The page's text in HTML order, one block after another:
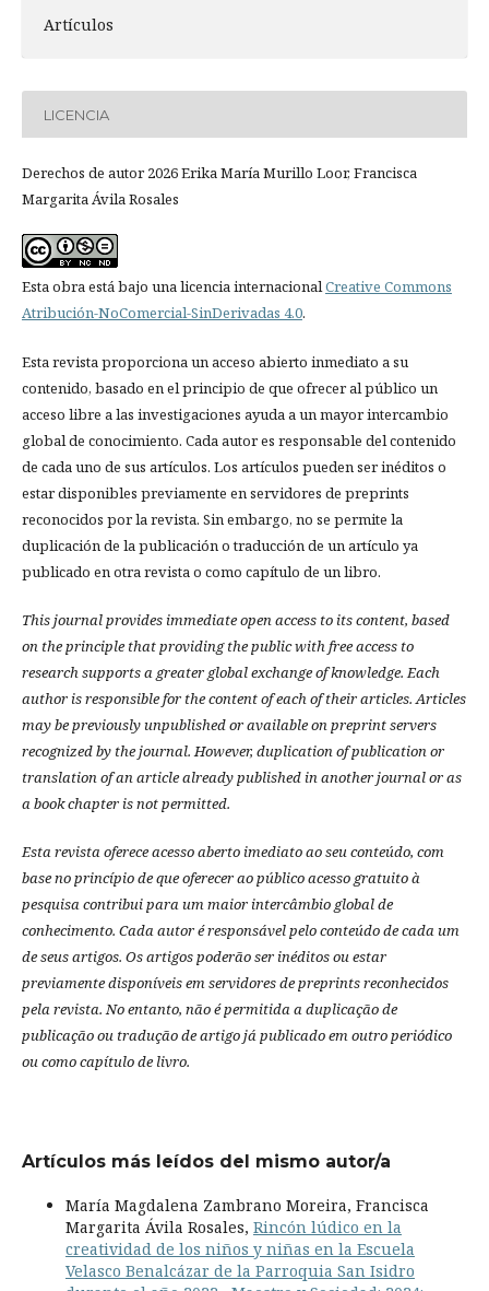
Artículos
LICENCIA
Derechos de autor 2026 Erika María Murillo Loor, Francisca
Margarita Ávila Rosales
Esta obra está bajo una licencia internacionalCreative Commons
Atribución-NoComercial-SinDerivadas 4.0.
Esta revista proporciona un acceso abierto inmediato a su
contenido, basado en el principio de que ofrecer al público un
acceso libre a las investigaciones ayuda a un mayor intercambio
global de conocimiento. Cada autor es responsable del contenido
de cada uno de sus artículos. Los artículos pueden ser inéditos o
estar disponibles previamente en servidores de preprints
reconocidos por la revista. Sin embargo, no se permite la
duplicación de la publicación o traducción de un artículo ya
publicado en otra revista o como capítulo de un libro.
This journal provides immediate open access to its content, based
on the principle that providing the public with free access to
research supports a greater global exchange of knowledge. Each
author is responsible for the content of each of their articles. Articles
may be previously unpublished or available on preprint servers
recognized by the journal. However, duplication of publication or
translation of an article already published in another journal or as
a book chapter is not permitted.
Esta revista oferece acesso aberto imediato ao seu conteúdo, com
base no princípio de que oferecer ao público acesso gratuito à
pesquisa contribui para um maior intercâmbio global de
conhecimento. Cada autor é responsável pelo conteúdo de cada um
de seus artigos. Os artigos poderão ser inéditos ou estar
previamente disponíveis em servidores de preprints reconhecidos
pela revista. No entanto, não é permitida a duplicação de
publicação ou tradução de artigo já publicado em outro periódico
ou como capítulo de livro.
Artículos más leídos del mismo autor/a
María Magdalena Zambrano Moreira, Francisca
Margarita Ávila Rosales, Rincón lúdico en la
creatividad de los niños y niñas en la Escuela
Velasco Benalcázar de la Parroquia San Isidro